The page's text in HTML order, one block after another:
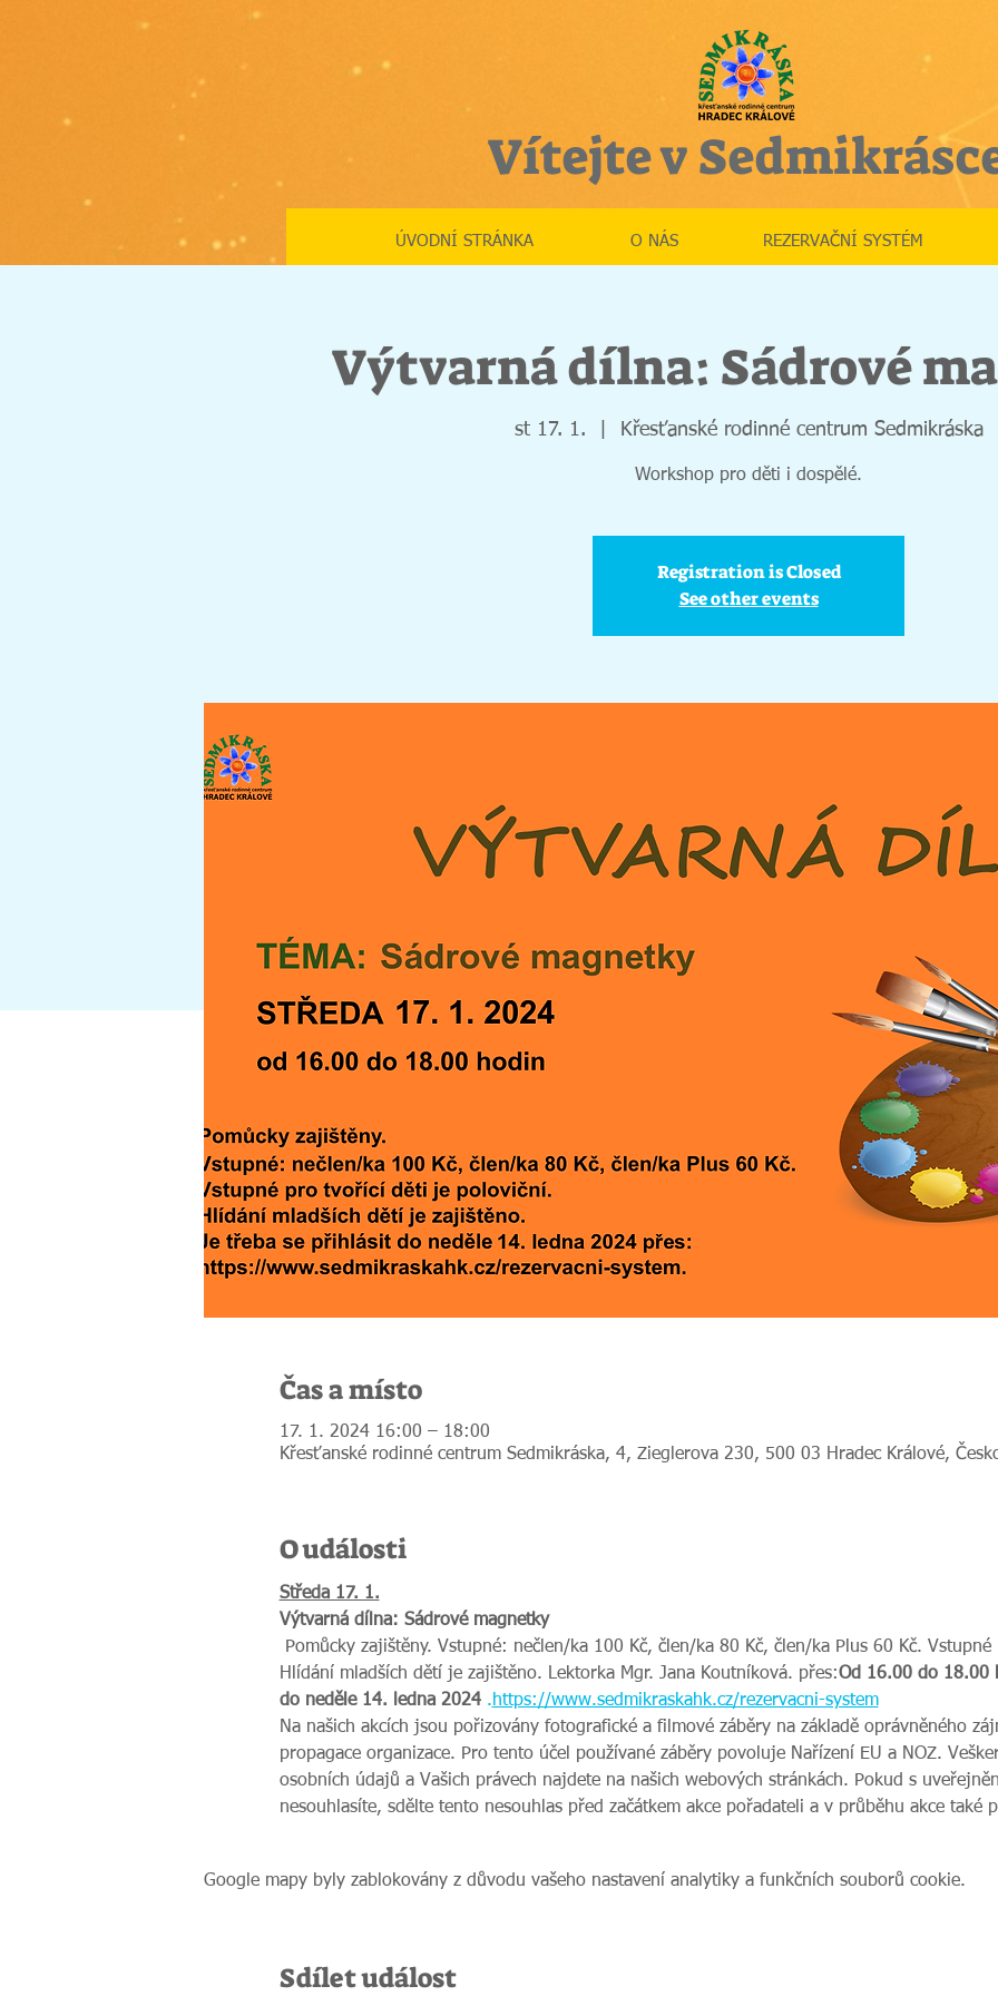
Vítejte v
ÚVODNÍ STRÁNKA O NÁS REZERVAČNÍ SYSTÉM
Výtvarná dílna: Sádrové
st 17. 1. Křesťanské rodinné centrum Sedmikráska
Workshop pro děti i dospělé.
Registration is Closed
See other events
Čas a místo
17. 1. 2024 16:00 – 18:00
Křesťanské rodinné centrum Sedmikráska, 4, Zieglerova 230, 500 03 Hradec Králové,
O události
Středa 17. 1.
Výtvarná dílna: Sádrové magnetky
Hlídání mladších dětí je zajištěno. Lektorka Mgr. Jana Koutníková. přes:Od 16.00 do 18.00
do neděle 14. ledna 2024 .https://www.sedmikraskahk.cz/rezervacni-system
Na našich akcích jsou pořizovány fotografické a filmové záběry na základě oprávněného
propagace organizace. Pro tento účel používané záběry povoluje Nařízení EU a NOZ.
osobních údajů a Vašich právech najdete na našich webových stránkách. Pokud s
nesouhlasíte, sdělte tento nesouhlas před začátkem akce pořadateli a v průběhu akce také
Google mapy byly zablokovány z důvodu vašeho nastavení analytiky a funkčních souborů cookie.
Sdílet událost